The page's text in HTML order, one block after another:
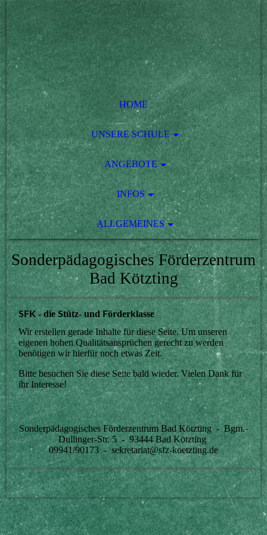
HOME
UNSERE SCHULE
ANGEBOTE
INFOS
ALLGEMEINES
Sonderpädagogisches Förderzentrum
Bad Kötzting
SFK - dieStütz- undFörderklasse
Wir erstellen gerade Inhalte für diese Seite. Um unseren
eigenen hohen Qualitätsansprüchen gerecht zu werden
benötigen wir hierfür noch etwas Zeit.
Bitte besuchen Sie diese Seite bald wieder. Vielen Dank für
ihr Interesse!
Sonderpädagogisches Förderzentrum Bad Kötzting - Bgm.-
Dullinger-Str. 5 - 93444 Bad Kötzting
09941/90173 - sekretariat@sfz-koetzting.de